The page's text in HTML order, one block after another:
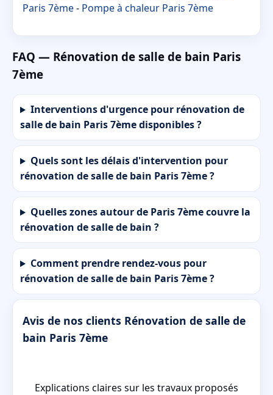
Paris 7ème- Pompe à chaleur Paris 7ème
FAQ — Rénovation de salle de bain Paris
7ème
Interventions d'urgence pour rénovation de
salle de bain Paris 7ème disponibles ?
Quels sont les délais d'intervention pour
rénovation de salle de bain Paris 7ème ?
Quelles zones autour de Paris 7ème couvre la
rénovation de salle de bain ?
Comment prendre rendez-vous pour
rénovation de salle de bain Paris 7ème ?
Avis de nos clients Rénovation de salle de
bain Paris 7ème
Explications claires sur les travaux proposés